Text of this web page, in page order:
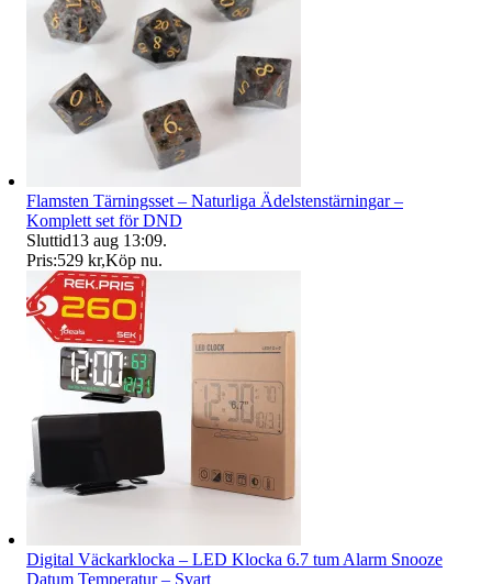
Flamsten Tärningsset – Naturliga Ädelstenstärningar –
Komplett set för DND
Sluttid13 aug 13:09.
Pris:529 kr,Köp nu.
Digital Väckarklocka – LED Klocka 6.7 tum Alarm Snooze
Datum Temperatur – Svart